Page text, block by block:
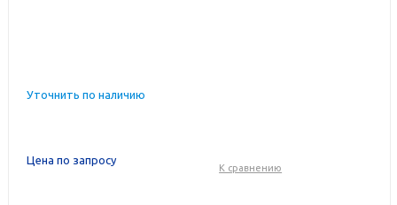
Уточнить по наличию
Цена по запросу
К сравнению